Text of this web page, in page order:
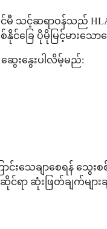
သင့်ဆရာဝန်သည်
ေ ပိုမိုမြင့်မားသောက
းနွေးပါလိမ့်မည်:
ာစေရန် သွေးစစ်ဆ
ဆိုင်ရာ ဆုံးဖြတ်ချက်မ